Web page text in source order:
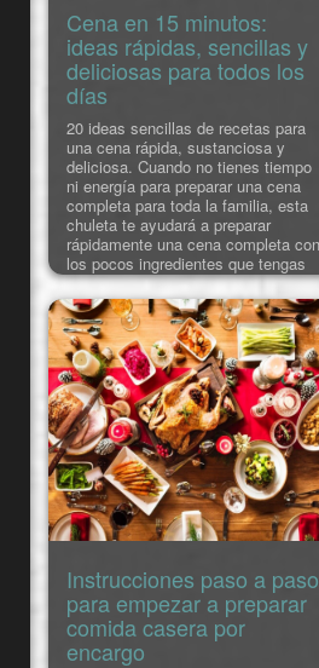
Cena en 15 minutos:
ideas rápidas, sencillas y
deliciosas para todos los
días
20 ideas sencillas de recetas para
una cena rápida, sustanciosa y
deliciosa. Cuando no tienes tiempo
ni energía para preparar una cena
completa para toda la familia, esta
chuleta te ayudará a preparar
rápidamente una cena completa con
los pocos ingredientes que tengas
en la nevera. Elige una receta de la
lista propuesta. Estas ideas se
caracterizan por su equilibrio
nutricional, lo que repercut
Instrucciones paso a paso
para empezar a preparar
comida casera por
encargo